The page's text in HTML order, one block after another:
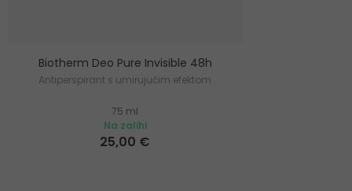
Biotherm Deo Pure Invisible 48h
Antiperspirant s umirujućim efektom
75 ml
Na zalihi
25,00 €